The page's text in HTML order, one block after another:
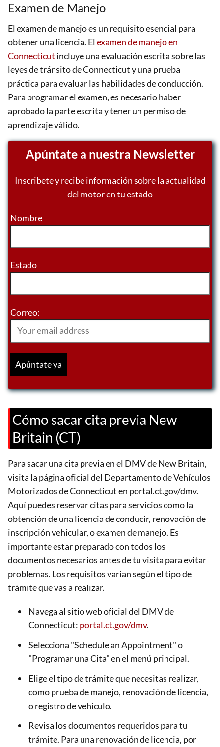
Examen de Manejo
El examen de manejo es un requisito esencial para
obtener una licencia. El examen de manejo en
Connecticut incluye una evaluación escrita sobre las
leyes de tránsito de Connecticut y una prueba
práctica para evaluar las habilidades de conducción.
Para programar el examen, es necesario haber
aprobado la parte escrita y tener un permiso de
aprendizaje válido.
Apúntate a nuestra Newsletter
Inscribete y recibe información sobre la actualidad
del motor en tu estado
Nombre
Estado
Correo:
Cómo sacar cita previa New
Britain (CT)
Para sacar una cita previa en el DMV de New Britain,
visita la página oficial del Departamento de Vehículos
Motorizados de Connecticut en portal.ct.gov/dmv.
Aquí puedes reservar citas para servicios como la
obtención de una licencia de conducir, renovación de
inscripción vehicular, o examen de manejo. Es
importante estar preparado con todos los
documentos necesarios antes de tu visita para evitar
problemas. Los requisitos varían según el tipo de
trámite que vas a realizar.
Navega al sitio web oficial del DMV de
Connecticut: portal.ct.gov/dmv.
Selecciona "Schedule an Appointment" o
"Programar una Cita" en el menú principal.
Elige el tipo de trámite que necesitas realizar,
como prueba de manejo, renovación de licencia,
o registro de vehículo.
Revisa los documentos requeridos para tu
trámite. Para una renovación de licencia, por